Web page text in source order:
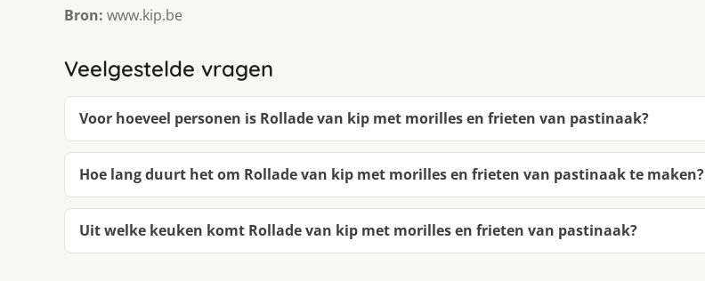
Bron: www.kip.be
Veelgestelde vragen
Voor hoeveel personen is Rollade van kip met morilles en frieten van pastinaak?
Hoe lang duurt het om Rollade van kip met morilles en frieten van pastinaak te maken?
Uit welke keuken komt Rollade van kip met morilles en frieten van pastinaak?